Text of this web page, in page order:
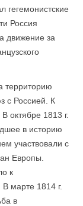
гегемонистские
Россия
движение за
территорию
с Россией. К
октябре 1813 г.
в историю
участвовали с
Европы.
к
марте 1814 г.
в